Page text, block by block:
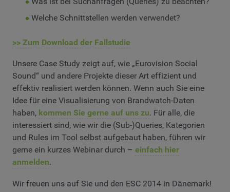
Welche Schnittstellen werden verwendet?
>> Zum Download der Fallstudie
Unsere Case Study zeigt auf, wie „Eurovision Social
Sound“ und andere Projekte dieser Art effizient und
effektiv realisiert werden können. Wenn auch Sie eine
Idee für eine Visualisierung von Brandwatch-Daten
haben, kommen Sie gerne auf uns zu. Für alle, die
interessiert sind, wie wir die (Sub-)Queries, Kategorien
und Rules im Tool selbst aufgebaut haben, führen wir
gerne ein kurzes Webinar durch – einfach hier
anmelden.
Wir freuen uns auf Sie und den ESC 2014 in Dänemark!